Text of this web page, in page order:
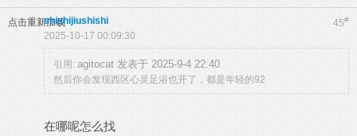
点击重新加载 45#
shishijiushishi
2025-10-17 00:09:30
引用: agitocat 发表于 2025-9-4 22:40
然后你会发现西区心灵足浴也开了，都是年轻的92
在哪呢怎么找